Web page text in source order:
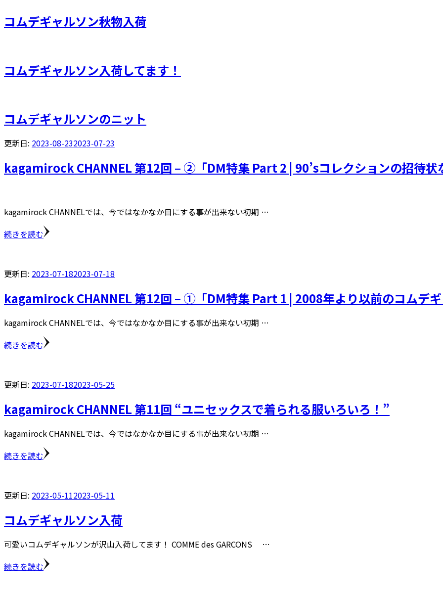
コムデギャルソン秋物入荷
コムデギャルソン入荷してます！
コムデギャルソンのニット
更新日: 2023-08-232023-07-23
kagamirock CHANNEL 第12回 – ②「DM特集 Part 2 | 90’sコレクションの招待状
kagamirock CHANNELでは、今ではなかなか目にする事が出来ない初期 …
続きを読む
更新日: 2023-07-182023-07-18
kagamirock CHANNEL 第12回 – ①「DM特集 Part 1 | 2008年より以前のコムデギ
kagamirock CHANNELでは、今ではなかなか目にする事が出来ない初期 …
続きを読む
更新日: 2023-07-182023-05-25
kagamirock CHANNEL 第11回 “ユニセックスで着られる服いろいろ！”
kagamirock CHANNELでは、今ではなかなか目にする事が出来ない初期 …
続きを読む
更新日: 2023-05-112023-05-11
コムデギャルソン入荷
可愛いコムデギャルソンが沢山入荷してます！ COMME des GARCONS …
続きを読む